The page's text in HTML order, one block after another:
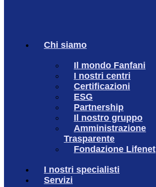
Chi siamo
Il mondo Fanfani
I nostri centri
Certificazioni
ESG
Partnership
Il nostro gruppo
Amministrazione
Trasparente
Fondazione Lifenet
I nostri specialisti
Servizi